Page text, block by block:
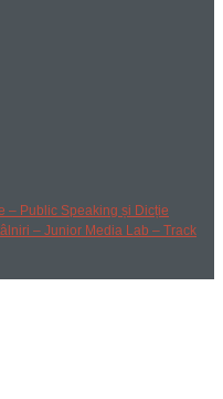
– Public Speaking și Dicție
– Junior Media Lab – Track